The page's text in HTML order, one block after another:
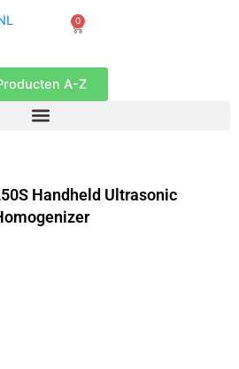
0
Winkelwagen
A-Z
Handheld Ultrasonic